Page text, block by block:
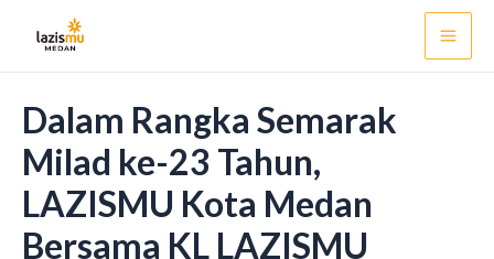
Dalam Rangka Semarak
Milad ke-23 Tahun,
LAZISMU Kota Medan
Bersama KL LAZISMU
navigation